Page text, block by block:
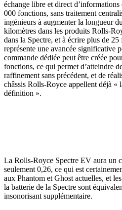
échange libre et direct d’informations
000 fonctions, sans traitement
ingénieurs à augmenter la longueur
kilomètres dans les produits Rolls-
dans la Spectre, et à écrire plus de
représente une avancée significative
commande dédiée peut être créée
fonctions, ce qui permet d’atteindre
raffinement sans précédent, et de
châssis Rolls-Royce appellent déjà «
définition ».
La Rolls-Royce Spectre EV aura un
seulement 0,26, ce qui est
aux Phantom et Ghost actuelles, et
la batterie de la Spectre sont
insonorisant supplémentaire.